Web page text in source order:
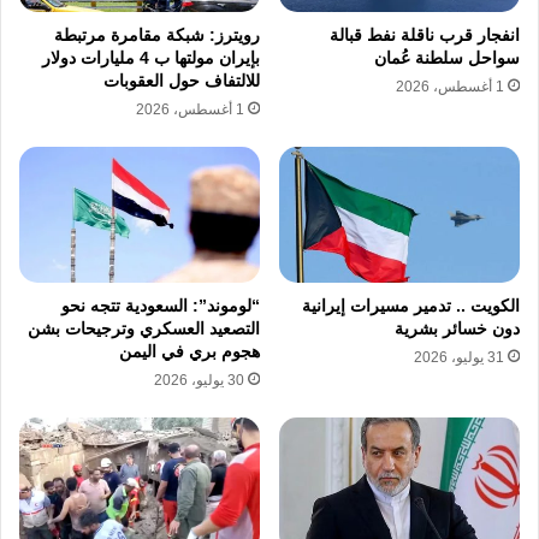
فرض قيود ورسوم جديدة على السفن التجارية
بذريعة تقديم خدمات بيئية ولوجستية بعد انقضاء
مهلة الـ 60 يوماً.
​خفايا مذكرة التفاهم وعقبات “الاتفاق
النهائي”
​تتضمن مذكرة التفاهم الأمريكية الإيرانية الحالية
بنوداً رئيسية قننت وقف إطلاق النار في إيران
ولبنان، وتعهدت بموجبها واشنطن بإنهاء الحصار
البحري فوراً وإصدار إعفاءات من وزارة الخزانة
تتيح لإيران بيع نفطها، مقابل التزام طهران بعدم
السعي لحصول على أسلحة نووية والتخلص من
اليورانيوم عالي التخصيب.
انفجار قرب ناقلة نفط قبالة
سواحل سلطنة عُمان
1 أغسطس، 2026
رويترز: شبكة مقامرة مرتبطة
بإيران مولتها ب 4 مليارات دولار
للالتفاف حول العقوبات
1 أغسطس، 2026
الكويت .. تدمير مسيرات إيرانية
دون خسائر بشرية
31 يوليو، 2026
“لوموند”: السعودية تتجه نحو
التصعيد العسكري وترجيحات بشن
هجوم بري في اليمن
30 يوليو، 2026